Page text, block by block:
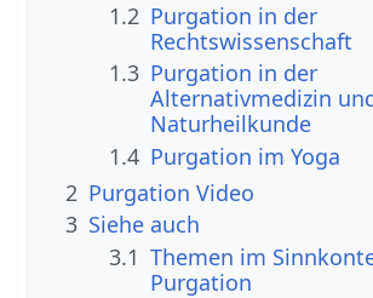
1.2 Purgation in der
Rechtswissenschaft
1.3 Purgation in der
Alternativmedizin
Naturheilkunde
1.4 Purgation im Yoga
2 Purgation Video
3 Siehe auch
3.1 Themen im
Purgation